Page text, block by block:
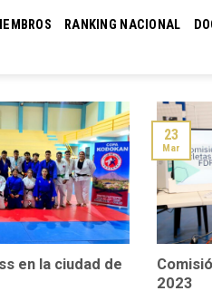
RANKING NACIONAL
en la ciudad de
2023
23
Mar